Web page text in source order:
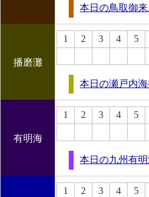
本日の鳥取御
播磨灘
1 2 3 4 5
本日の瀬戸内
有明海
1 2 3 4 5
本日の九州有
1 2 3 4 5